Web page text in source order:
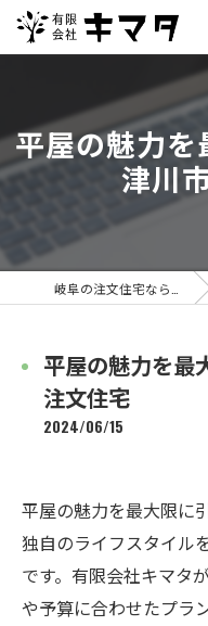
平屋の魅力
津川
平屋の魅力を最
注文住宅
2024/06/15
平屋の魅力を最大限に
独自のライフスタイル
です。有限会社キマタ
や予算に合わせたプラ